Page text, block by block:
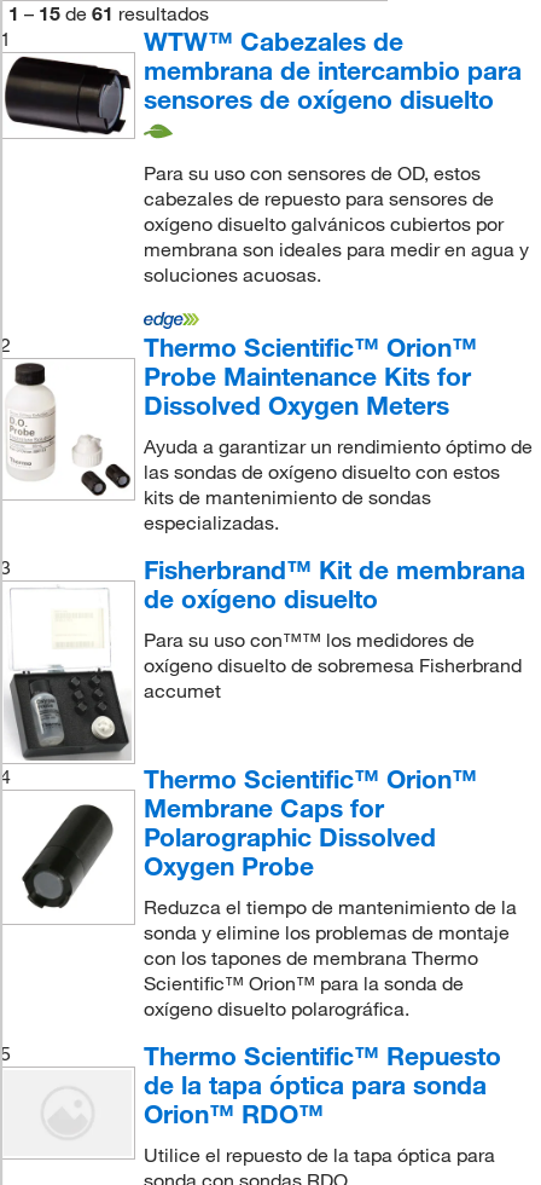
1 – 15 de 61 resultados
1
WTW™ Cabezales de
membrana de intercambio para
sensores de oxígeno disuelto
Para su uso con sensores de OD, estos
cabezales de repuesto para sensores de
oxígeno disuelto galvánicos cubiertos por
membrana son ideales para medir en agua y
soluciones acuosas.
2
Thermo Scientific™ Orion™
Probe Maintenance Kits for
Dissolved Oxygen Meters
Ayuda a garantizar un rendimiento óptimo de
las sondas de oxígeno disuelto con estos
kits de mantenimiento de sondas
especializadas.
3
Fisherbrand™ Kit de membrana
de oxígeno disuelto
Para su uso con™™ los medidores de
oxígeno disuelto de sobremesa Fisherbrand
accumet
4
Thermo Scientific™ Orion™
Membrane Caps for
Polarographic Dissolved
Oxygen Probe
Reduzca el tiempo de mantenimiento de la
sonda y elimine los problemas de montaje
con los tapones de membrana Thermo
Scientific™ Orion™ para la sonda de
oxígeno disuelto polarográfica.
5
Thermo Scientific™ Repuesto
de la tapa óptica para sonda
Orion™ RDO™
Utilice el repuesto de la tapa óptica para